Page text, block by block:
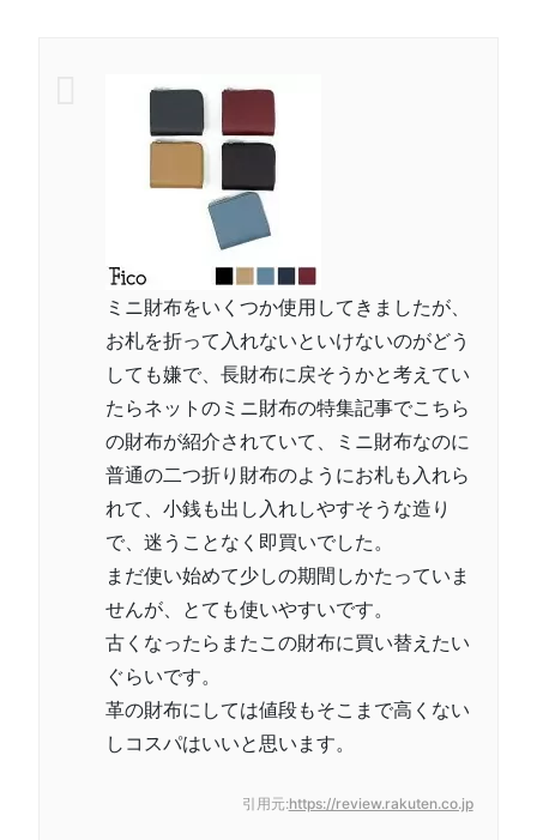
ミニ財布をいくつか使用してきましたが、
お札を折って入れないといけないのがどう
しても嫌で、長財布に戻そうかと考えてい
たらネットのミニ財布の特集記事でこちら
の財布が紹介されていて、ミニ財布なのに
普通の二つ折り財布のようにお札も入れら
れて、小銭も出し入れしやすそうな造り
で、迷うことなく即買いでした。
まだ使い始めて少しの期間しかたっていま
せんが、とても使いやすいです。
古くなったらまたこの財布に買い替えたい
ぐらいです。
革の財布にしては値段もそこまで高くない
しコスパはいいと思います。
引用元:https://review.rakuten.co.jp